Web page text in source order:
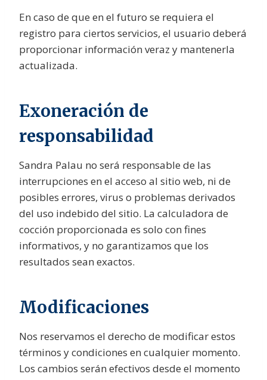
En caso de que en el futuro se requiera el
registro para ciertos servicios, el usuario deberá
proporcionar información veraz y mantenerla
actualizada.
Exoneración de
responsabilidad
Sandra Palau no será responsable de las
interrupciones en el acceso al sitio web, ni de
posibles errores, virus o problemas derivados
del uso indebido del sitio. La calculadora de
cocción proporcionada es solo con fines
informativos, y no garantizamos que los
resultados sean exactos.
Modificaciones
Nos reservamos el derecho de modificar estos
términos y condiciones en cualquier momento.
Los cambios serán efectivos desde el momento